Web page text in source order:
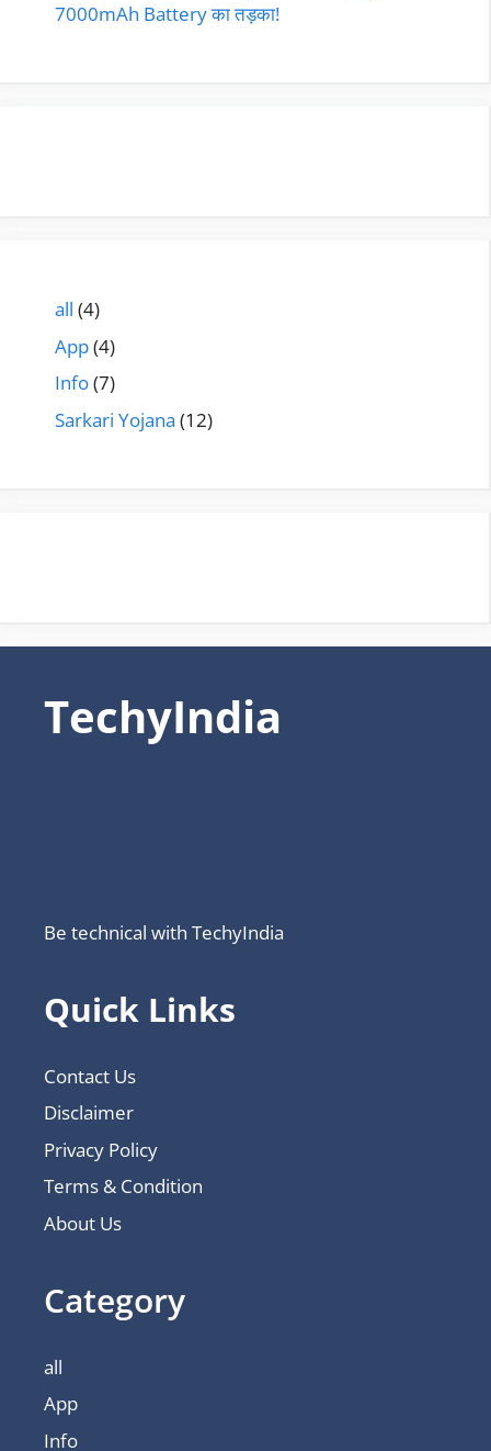
7000mAh Battery का तड़का!
all (4)
App(4)
Info(7)
Sarkari Yojana (12)
TechyIndia
Be technical with TechyIndia
Quick Links
Contact Us
Disclaimer
Privacy Policy
Terms & Condition
About Us
Category
all
App
Info